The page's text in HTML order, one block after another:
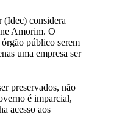
(Idec) considera
Amorim. O
público serem
uma empresa ser
preservados, não
é imparcial,
acesso aos